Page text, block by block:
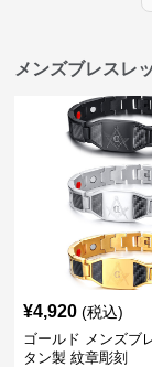
メンズブレスレ
¥4,920 (税込)
ゴールド メンズブ
タン製 紋章彫刻